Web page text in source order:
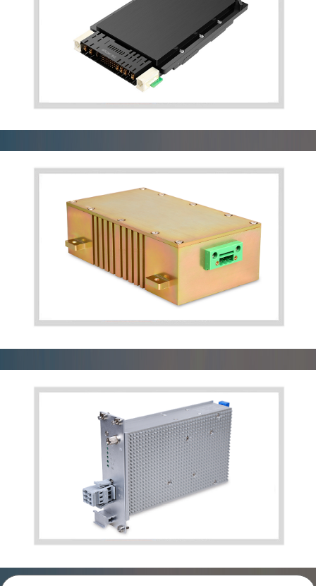
VPX电源
定制电源